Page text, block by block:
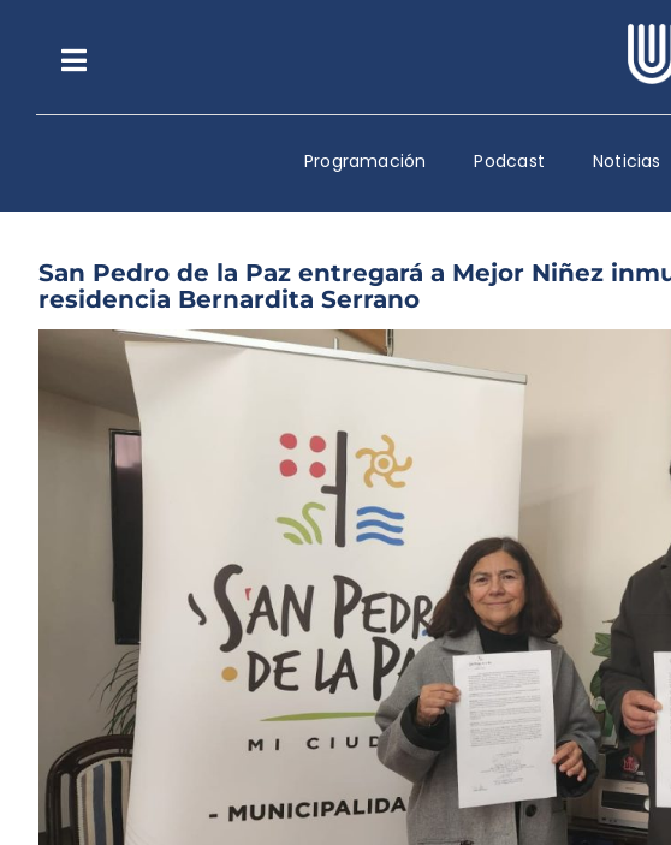
contenidoToggle
Navigation
Programación Podcast Noticias
San Pedro de la Paz entregará a Mejor Niñez
residencia Bernardita Serrano